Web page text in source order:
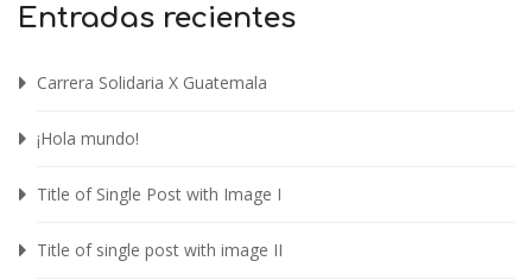
Entradas recientes
Carrera Solidaria X Guatemala
¡Hola mundo!
Title of Single Post with Image I
Title of single post with image II